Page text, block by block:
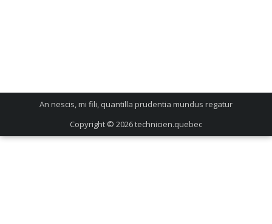
An nescis, mi fili, quantilla prudentia mundus regatur
Copyright © 2026technicien.quebec